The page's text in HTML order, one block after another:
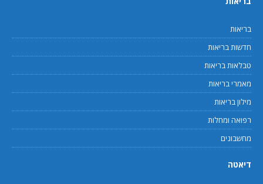
בריאות
חדשות בריאות
טבלאות בריאות
מאמרי בריאות
מילון בריאות
רפואה ומחלות
מחשבונים
דיאטה